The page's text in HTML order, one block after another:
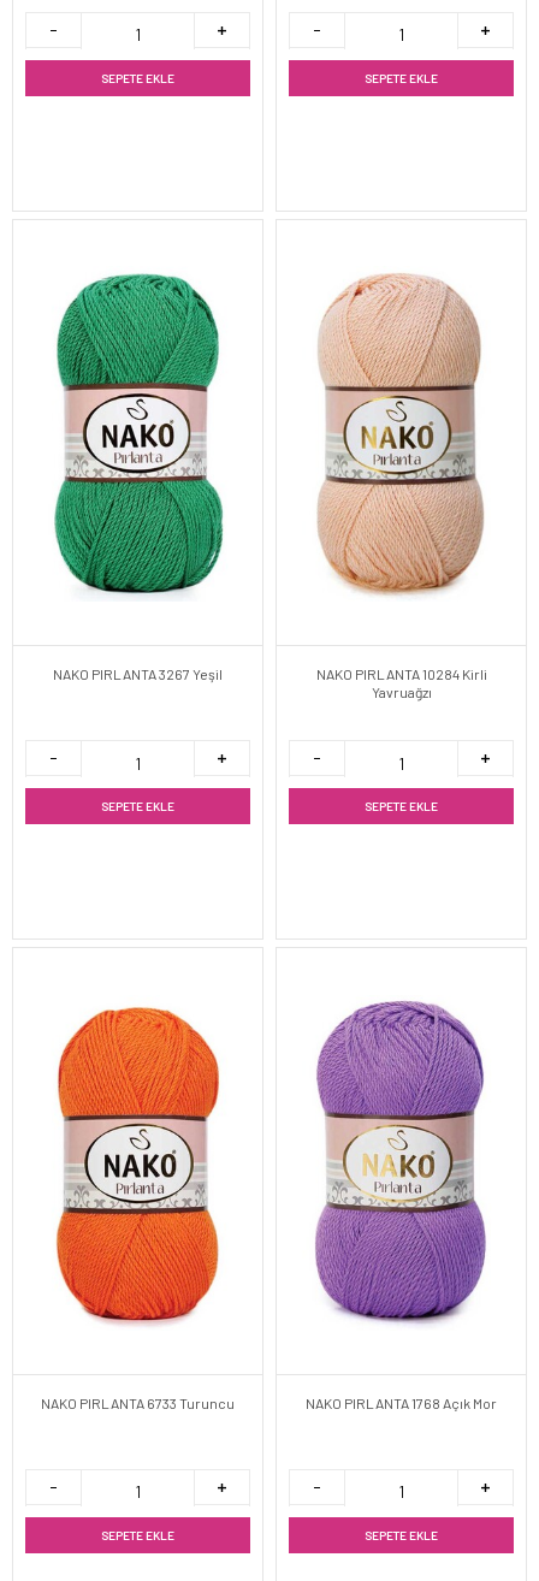
SEPETE EKLE SEPETE EKLE
NAKO PIRLANTA 3267 Yeşil
SEPETE EKLE
NAKO PIRLANTA 10284 Kirli
Yavruağzı
SEPETE EKLE
NAKO PIRLANTA 6733 Turuncu
SEPETE EKLE
NAKO PIRLANTA 1768 Açık Mor
SEPETE EKLE